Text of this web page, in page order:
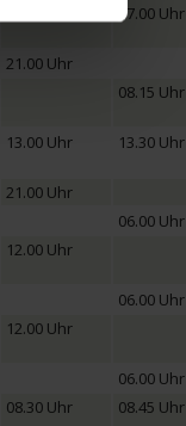
17.00 Uhr
21.00 Uhr
08.15 Uhr
13.00 Uhr 13.30 Uhr
21.00 Uhr
06.00 Uhr
12.00 Uhr
06.00 Uhr
12.00 Uhr
06.00 Uhr
08.30 Uhr 08.45 Uhr